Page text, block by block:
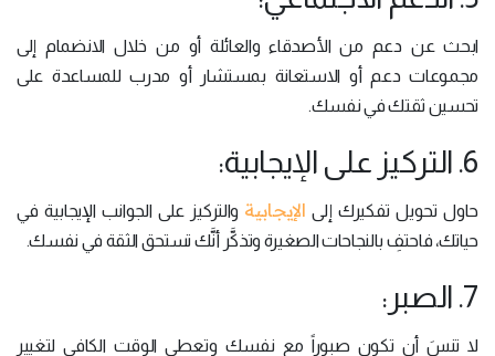
ابحث عن دعم من الأصدقاء والعائلة أو من خلال الانضمام إلى
مجموعات دعم أو الاستعانة بمستشار أو مدرب للمساعدة على
تحسين ثقتك في نفسك.
6. التركيز على الإيجابية:
حاول تحويل تفكيرك إلى الإيجابية والتركيز على الجوانب الإيجابية في
حياتك، فاحتفِ بالنجاحات الصغيرة وتذكَّر أنَّك تستحق الثقة في نفسك.
7. الصبر:
لا تنسَ أن تكون صبوراً مع نفسك وتعطي الوقت الكافي لتغيير